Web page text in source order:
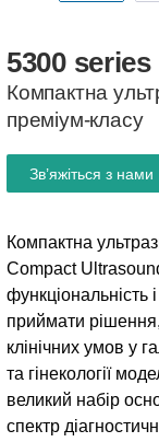
5300 series
Компактна
преміум-класу
Компактна
Compact
приймати
клінічних умов у
та гінекології
великий набір
спектр
Зв’яжіться з нами